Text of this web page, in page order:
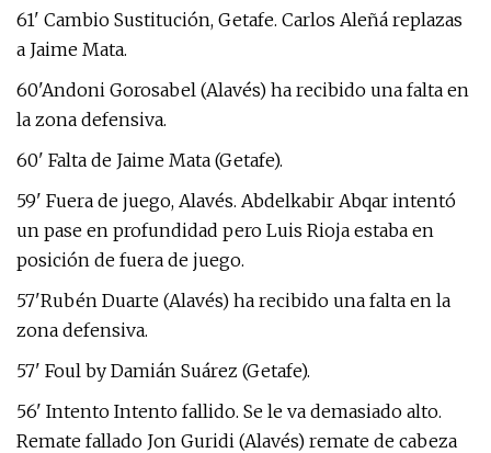
61' Cambio Sustitución, Getafe. Carlos Aleñá replazas
a Jaime Mata.
60'Andoni Gorosabel (Alavés) ha recibido una falta en
la zona defensiva.
60' Falta de Jaime Mata (Getafe).
59' Fuera de juego, Alavés. Abdelkabir Abqar intentó
un pase en profundidad pero Luis Rioja estaba en
posición de fuera de juego.
57'Rubén Duarte (Alavés) ha recibido una falta en la
zona defensiva.
57' Foul by Damián Suárez (Getafe).
56' Intento Intento fallido. Se le va demasiado alto.
Remate fallado Jon Guridi (Alavés) remate de cabeza